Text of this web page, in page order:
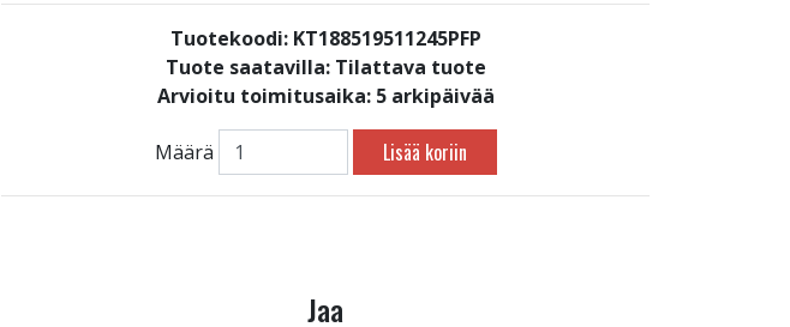
Tuotekoodi: KT188519511245PFP
Tuote saatavilla: Tilattava tuote
Arvioitu toimitusaika: 5 arkipäivää
Määrä Lisää koriin
Jaa